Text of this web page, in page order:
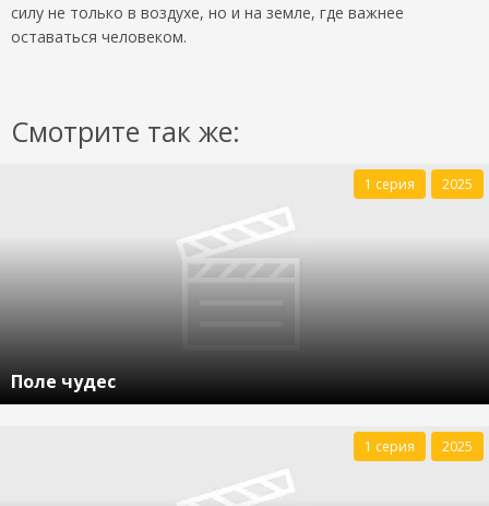
силу не только в воздухе, но и на земле, где важнее
оставаться человеком.
Смотрите так же:
Поле чудес
1 серия 2025
1 серия 2025